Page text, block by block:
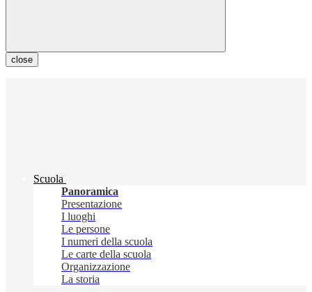
close
Scuola
Panoramica
Presentazione
I luoghi
Le persone
I numeri della scuola
Le carte della scuola
Organizzazione
La storia